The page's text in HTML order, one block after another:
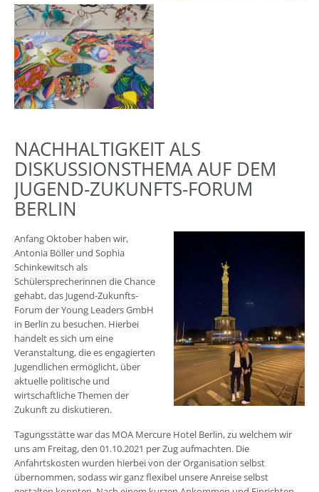
NACHHALTIGKEIT ALS
DISKUSSIONSTHEMA AUF DEM
JUGEND-ZUKUNFTS-FORUM
BERLIN
Anfang Oktober haben wir,
Antonia Böller und Sophia
Schinkewitsch als
Schülersprecherinnen die Chance
gehabt, das Jugend-Zukunfts-
Forum der Young Leaders GmbH
in Berlin zu besuchen. Hierbei
handelt es sich um eine
Veranstaltung, die es engagierten
Jugendlichen ermöglicht, über
aktuelle politische und
wirtschaftliche Themen der
Zukunft zu diskutieren.
Tagungsstätte war das MOA Mercure Hotel Berlin, zu welchem wir
uns am Freitag, den 01.10.2021 per Zug aufmachten. Die
Anfahrtskosten wurden hierbei von der Organisation selbst
übernommen, sodass wir ganz flexibel unsere Anreise selbst